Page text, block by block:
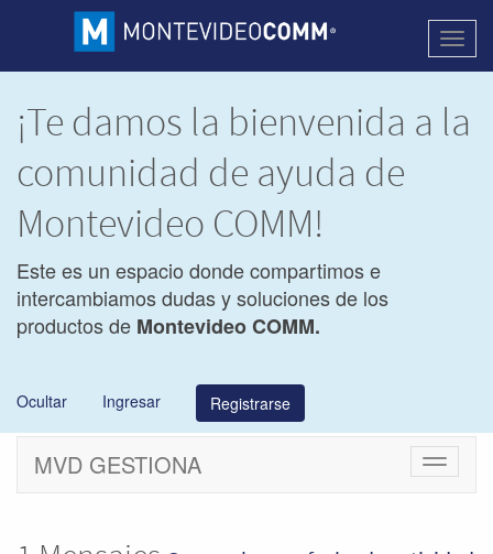
¡Te damos la bienvenida a la
comunidad de ayuda de
Montevideo COMM!
Este es un espacio donde compartimos e
intercambiamos dudas y soluciones de los
productos de Montevideo COMM.
Ocultar Ingresar Registrarse
Cambiar
MVD GESTIONA